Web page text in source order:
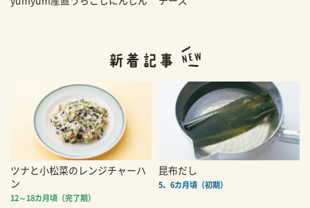
ツナと小松菜のレンジチャーハ
ン
12～18カ月頃（完了期）
昆布だし
5、6カ月頃（初期）